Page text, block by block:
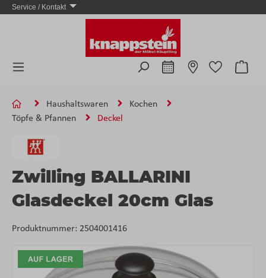
Zum Hauptinhalt springen
Service / Kontakt
Haushaltswaren
Kochen
Töpfe & Pfannen
Deckel
Bildergalerie überspringen
Zwilling BALLARINI
Glasdeckel 20cm Glas
Produktnummer: 2504001416